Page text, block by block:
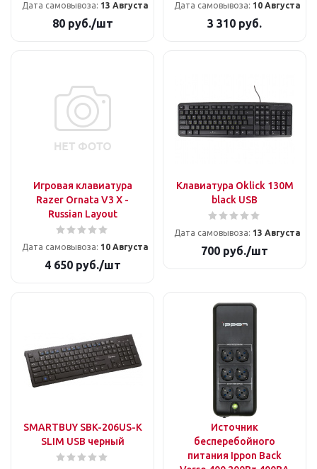
Дата самовывоза: 13 Августа
80руб./шт
Дата самовывоза: 10 Августа
3 310 руб.
Игровая клавиатура
Razer Ornata V3 X -
Russian Layout
Дата самовывоза: 10 Августа
4 650руб./шт
Клавиатура Oklick 130M
black USB
Дата самовывоза: 13 Августа
700 руб./шт
SMARTBUY SBK-206US-K
SLIM USB черный
Источник
бесперебойного
питания Ippon Back